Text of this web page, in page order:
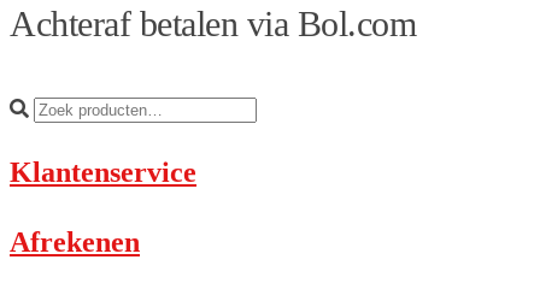
Achteraf betalen via Bol.com
Klantenservice
Afrekenen